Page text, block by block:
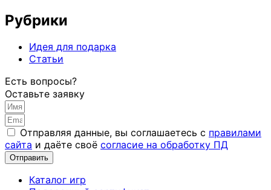
Рубрики
Идея для подарка
Статьи
Есть вопросы?
Оставьте заявку
Отправляя данные, вы соглашаетесь с правилами
сайта и даёте своё согласие на обработку ПД
Отправить
Каталог игр